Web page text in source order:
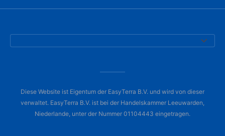
Diese Website ist Eigentum der EasyTerra B.V. und wird von dieser
verwaltet. EasyTerra B.V. ist bei der Handelskammer Leeuwarden,
Niederlande, unter der Nummer 01104443 eingetragen.